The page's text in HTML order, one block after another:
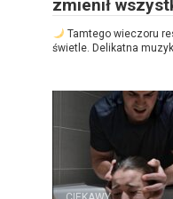
zmienił
Tamtego wieczoru
świetle. Delikatna